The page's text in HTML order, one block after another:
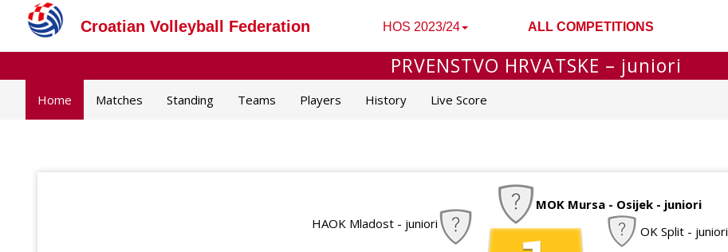
Croatian Volleyball Federation HOS 2023/24 ALL COMPETITIONS
PRVENSTVO HRVATSKE – juniori
Home Matches Standing Teams Players History Live Score
MOK Mursa - Osijek - juniori
HAOK Mladost - juniori
OK Split - juniori